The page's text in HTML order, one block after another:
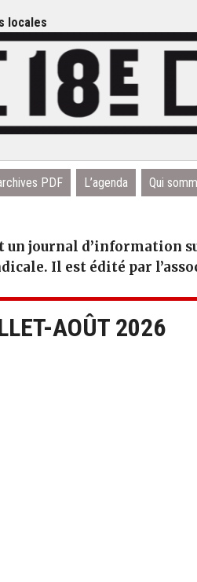
locales
PDF L’agenda Qui
un journal d’information
Il est édité par
AOÛT 2026